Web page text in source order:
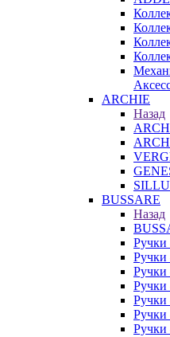
ARCHIE
Назад
BUSSARE
Назад
Ручки
Ручки
Ручки
Ручки
Ручки
Ручки
Ручки